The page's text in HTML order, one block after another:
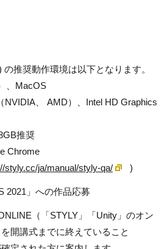
の推奨動作環境は以下となります。
、MacOS
NVIDIA、 AMD）、Intel HD Graphics
推奨
Chrome
styly.cc/ja/manual/styly-qa/ )
2021」への作品応募
（「STYLY」「Unity」のオン
開講式までに終えていること